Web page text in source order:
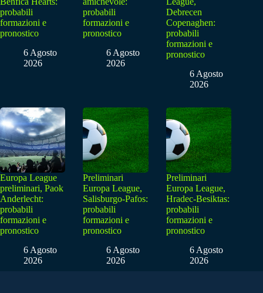
probabili
formazioni e
pronostico
6 Agosto
2026
probabili
formazioni e
pronostico
6 Agosto
2026
Debrecen
Copenaghen:
probabili
formazioni e
pronostico
6 Agosto
2026
Europa League
preliminari, Paok
Anderlecht:
probabili
formazioni e
pronostico
6 Agosto
2026
Preliminari
Europa League,
Salisburgo-Pafos:
probabili
formazioni e
pronostico
6 Agosto
2026
Preliminari
Europa League,
Hradec-Besiktas:
probabili
formazioni e
pronostico
6 Agosto
2026